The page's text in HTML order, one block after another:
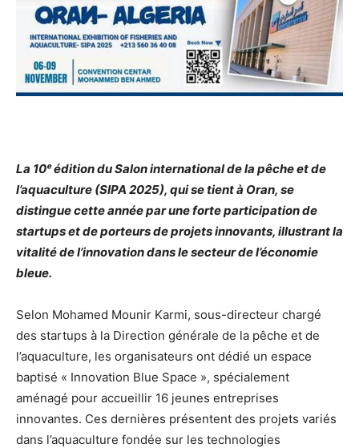
La 10ᵉ édition du Salon international de la pêche et de
l’aquaculture (SIPA 2025), qui se tient à Oran, se
distingue cette année par une forte participation de
startups et de porteurs de projets innovants, illustrant la
vitalité de l’innovation dans le secteur de l’économie
bleue.
Selon Mohamed Mounir Karmi, sous-directeur chargé
des startups à la Direction générale de la pêche et de
l’aquaculture, les organisateurs ont dédié un espace
baptisé « Innovation Blue Space », spécialement
aménagé pour accueillir 16 jeunes entreprises
innovantes. Ces dernières présentent des projets variés
dans l’aquaculture fondée sur les technologies